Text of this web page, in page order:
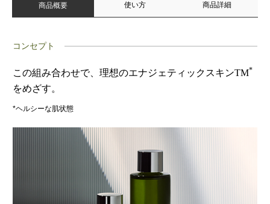
商品概要 使い方 商品詳細
コンセプト
この組み合わせで、理想のエナジェティックスキンTM*
をめざす。
*ヘルシーな肌状態